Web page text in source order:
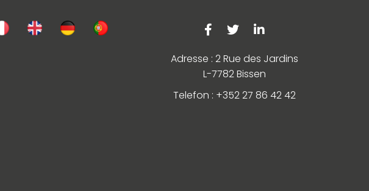
Adresse : 2 Rue des Jardins
L-7782 Bissen
Telefon : +352 27 86 42 42